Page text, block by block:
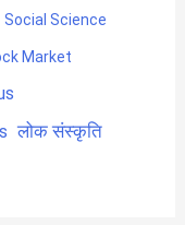
Social Science
Market
लोक संस्कृति